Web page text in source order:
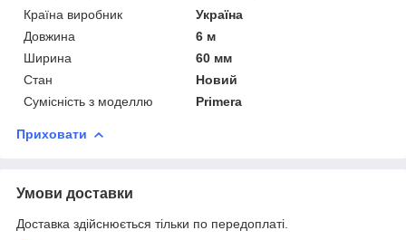
Країна виробник
Україна
Довжина
6 м
Ширина
60 мм
Стан
Новий
Сумісність з моделлю
Primera
Приховати
Умови доставки
Доставка здійснюється тільки по передоплаті.